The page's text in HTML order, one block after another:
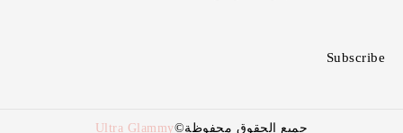
Subscribe
جميع الحقوق محفوظة©Ultra Glammy